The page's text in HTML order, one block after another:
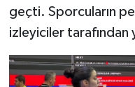
geçti. Sporcuların
izleyiciler tarafından
Rüya Tabirleri
Şaphane